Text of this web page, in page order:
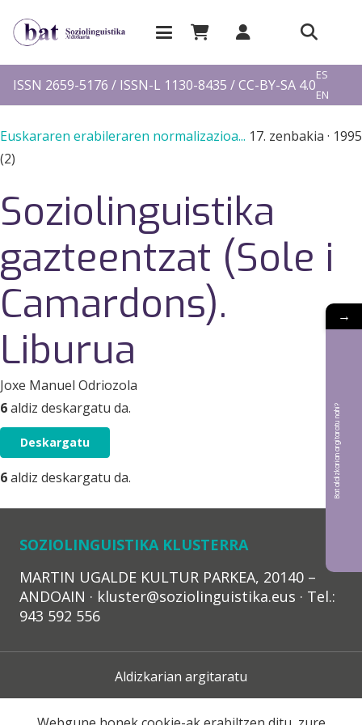
ISSN 2659-5176 / ISSN-L 1130-8435 / CC-BY-SA 4.0
ES
EN
Euskararen erabileraren normalizazioa... 17. zenbakia · 1995
(2)
Soziolinguistika
gazteentzat (Sole i
Camardons).
Liburua
Joxe Manuel Odriozola
6aldiz deskargatu da.
Deskargatu
6aldiz deskargatu da.
SOZIOLINGUISTIKA KLUSTERRA
MARTIN UGALDE KULTUR PARKEA, 20140 –
ANDOAIN · kluster@soziolinguistika.eus · Tel.:
943 592 556
Aldizkarian argitaratu
Lege Oharra
→
Bat aldizkarian argitaratu nahi?